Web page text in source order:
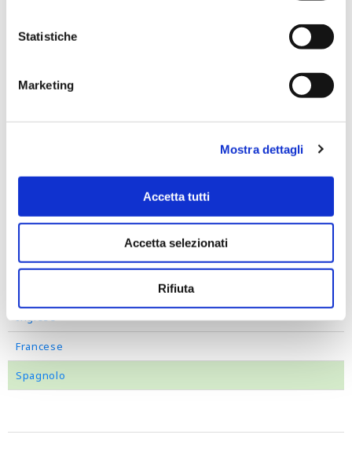
Statistiche
Marketing
Mostra dettagli
Accetta tutti
Accetta selezionati
Rifiuta
Protocollo Accommodation Sicura_Covid-19
Rating
Tutte le lingue
Inglese
Francese
Spagnolo